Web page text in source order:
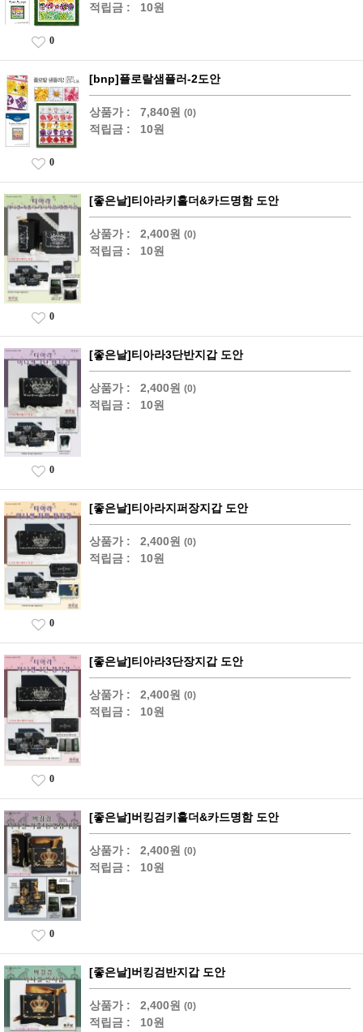
적립금 : 10원
0
[bnp]플로랄샘플러-2도안
상품가 : 7,840원 (0)
적립금 : 10원
0
[좋은날]티아라키홀더&카드명함 도안
상품가 : 2,400원 (0)
적립금 : 10원
0
[좋은날]티아라3단반지갑 도안
상품가 : 2,400원 (0)
적립금 : 10원
0
[좋은날]티아라지퍼장지갑 도안
상품가 : 2,400원 (0)
적립금 : 10원
0
[좋은날]티아라3단장지갑 도안
상품가 : 2,400원 (0)
적립금 : 10원
0
[좋은날]버킹검키홀더&카드명함 도안
상품가 : 2,400원 (0)
적립금 : 10원
0
[좋은날]버킹검반지갑 도안
상품가 : 2,400원 (0)
적립금 : 10원